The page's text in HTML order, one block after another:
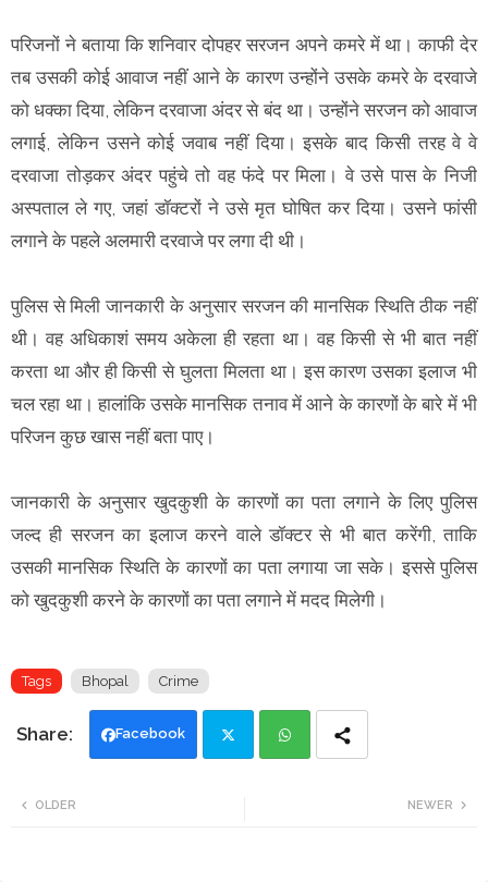
परिजनों ने बताया कि शनिवार दोपहर सरजन अपने कमरे में था। काफी देर
तब उसकी कोई आवाज नहीं आने के कारण उन्होंने उसके कमरे के दरवाजे
को धक्का दिया, लेकिन दरवाजा अंदर से बंद था। उन्होंने सरजन को आवाज
लगाई, लेकिन उसने कोई जवाब नहीं दिया। इसके बाद किसी तरह वे वे
दरवाजा तोड़कर अंदर पहुंचे तो वह फंदे पर मिला। वे उसे पास के निजी
अस्पताल ले गए, जहां डॉक्टरों ने उसे मृत घोषित कर दिया। उसने फांसी
लगाने के पहले अलमारी दरवाजे पर लगा दी थी।
पुलिस से मिली जानकारी के अनुसार सरजन की मानसिक स्थिति ठीक नहीं
थी। वह अधिकाशं समय अकेला ही रहता था। वह किसी से भी बात नहीं
करता था और ही किसी से घुलता मिलता था। इस कारण उसका इलाज भी
चल रहा था। हालांकि उसके मानसिक तनाव में आने के कारणों के बारे में भी
परिजन कुछ खास नहीं बता पाए।
जानकारी के अनुसार खुदकुशी के कारणों का पता लगाने के लिए पुलिस
जल्द ही सरजन का इलाज करने वाले डॉक्टर से भी बात करेंगी, ताकि
उसकी मानसिक स्थिति के कारणों का पता लगाया जा सके। इससे पुलिस
को खुदकुशी करने के कारणों का पता लगाने में मदद मिलेगी।
Tags Bhopal Crime
Facebook
NEWER
OLDER